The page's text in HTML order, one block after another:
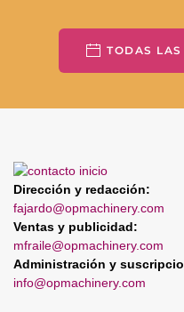
TODAS
Dirección y redacción:
fajardo@opmachinery.com
Ventas y publicidad:
mfraile@opmachinery.com
Administración y
info@opmachinery.com